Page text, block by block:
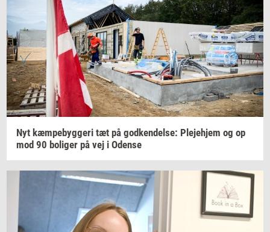
Nyt kæm­pe­byg­ge­ri tæt på god­ken­del­se: Ple­je­hjem og op
mod 90 bo­li­ger på vej i Oden­se